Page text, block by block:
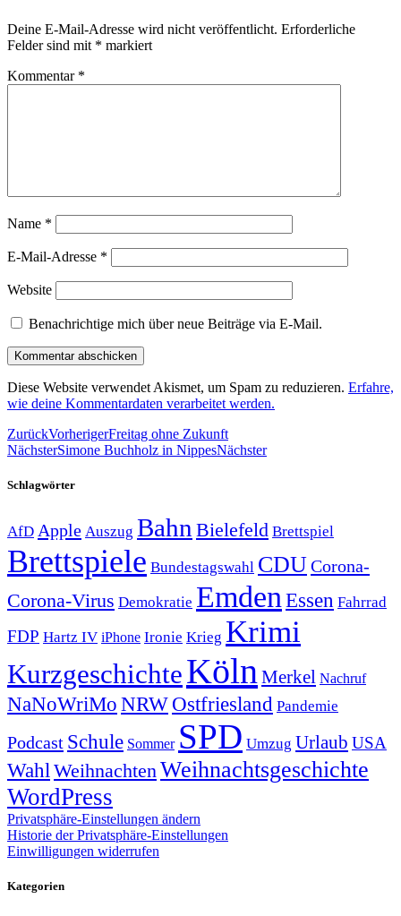
Deine E-Mail-Adresse wird nicht veröffentlicht. Erforderliche
Felder sind mit * markiert
Kommentar *
Name *
E-Mail-Adresse *
Website
Benachrichtige mich über neue Beiträge via E-Mail.
Diese Website verwendet Akismet, um Spam zu reduzieren. Erfahre,
wie deine Kommentardaten verarbeitet werden.
ZurückVorherigerFreitag ohne Zukunft
NächsterSimone Buchholz in NippesNächster
Schlagwörter
AfD Apple Auszug Bahn Bielefeld Brettspiel
Brettspiele Bundestagswahl CDUCorona-
Corona-Virus Demokratie Emden Essen Fahrrad
FDP Hartz IV iPhone Ironie Krieg Krimi
KurzgeschichteKöln Merkel Nachruf
NaNoWriMo NRWOstfriesland Pandemie
Podcast Schule Sommer SPD Umzug Urlaub USA
Wahl Weihnachten Weihnachtsgeschichte
WordPress
Privatsphäre-Einstellungen ändern
Historie der Privatsphäre-Einstellungen
Einwilligungen widerrufen
Kategorien